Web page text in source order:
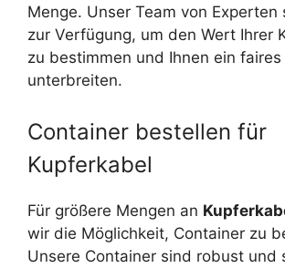
Menge. Unser Team von Experten
zur Verfügung, um den Wert Ihrer
zu bestimmen und Ihnen ein
unterbreiten.
Container bestellen für
Kupferkabel
Für größere Mengen an
wir die Möglichkeit, Container zu
Unsere Container sind robust und